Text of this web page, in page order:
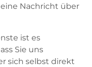
Nachricht über
ist es
Sie uns
sich selbst direkt